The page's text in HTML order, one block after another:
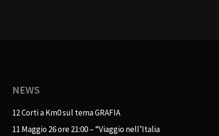
NEWS
12 Corti a Km0 sul tema GRAFIA
11 Maggio 26 ore 21:00 – “Viaggio nell’Italia